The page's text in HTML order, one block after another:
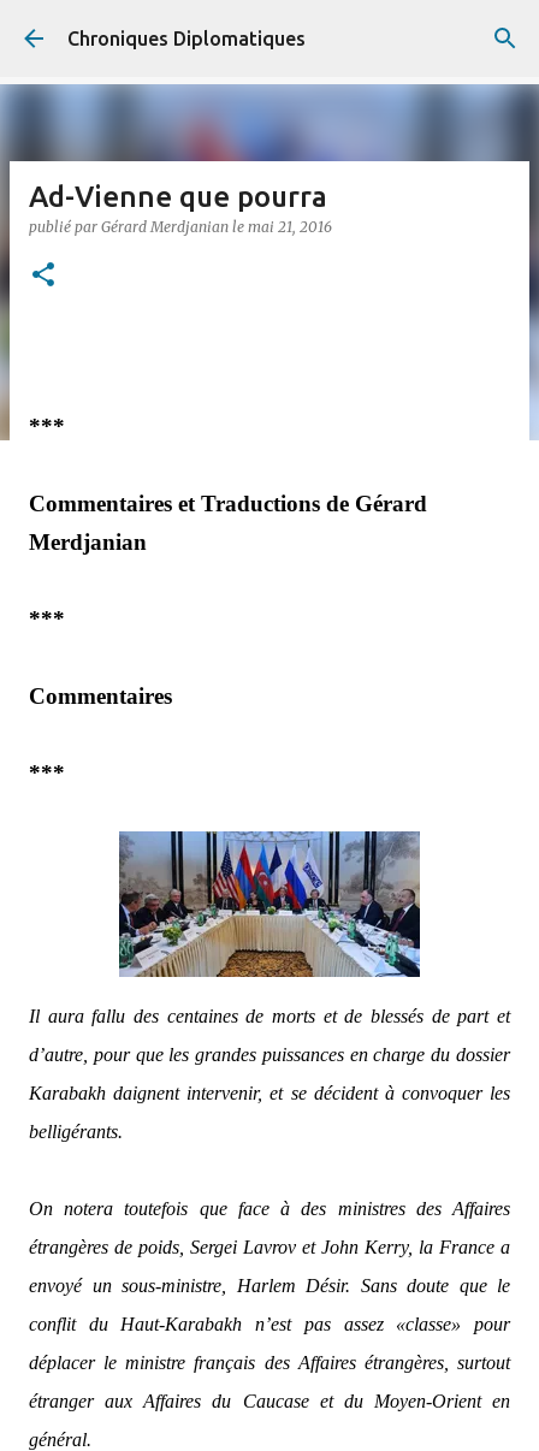
Accéder au contenu principal
Chroniques Diplomatiques
Ad-Vienne que pourra
publié par Gérard Merdjanian le mai 21, 2016
***
Commentaires et Traductions de Gérard
Merdjanian
***
Commentaires
***
Il aura fallu des centaines de morts et de blessés de part et
d’autre, pour que les grandes puissances en charge du dossier
Karabakh daignent intervenir, et se décident à convoquer les
belligérants.
On notera toutefois que face à des ministres des Affaires
étrangères de poids, Sergei Lavrov et John Kerry, la France a
envoyé un sous-ministre, Harlem Désir. Sans doute que le
conflit du Haut-Karabakh n’est pas assez «classe» pour
déplacer le ministre français des Affaires étrangères, surtout
étranger aux Affaires du Caucase et du Moyen-Orient en
général.